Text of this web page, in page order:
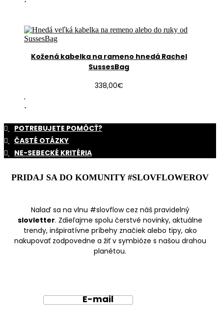
Kožená kabelka na rameno hnedá Rachel
SussesBag
338,00€
POTREBUJETE POMÔCŤ?
ČASTÉ OTÁZKY
NE-SEBECKÉ KRITÉRIA
PRIDAJ SA DO KOMUNITY #SLOVFLOWEROV
Nalaď sa na vlnu #slovflow cez náš pravidelný
slovletter. Zdieľajme spolu čerstvé novinky, aktuálne
trendy, inšpiratívne príbehy značiek alebo tipy, ako
nakupovať zodpovedne a žiť v symbióze s našou drahou
planétou.
E-mail